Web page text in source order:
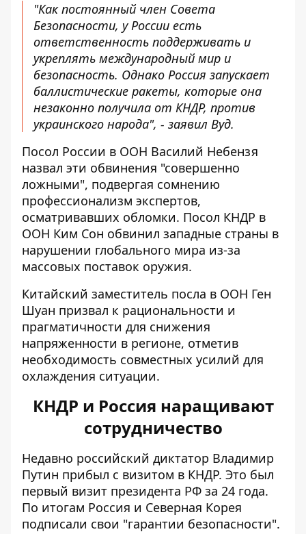
"Как постоянный член Совета
Безопасности, у России есть
ответственность поддерживать и
укреплять международный мир и
безопасность. Однако Россия запускает
баллистические ракеты, которые она
незаконно получила от КНДР, против
украинского народа", - заявил Вуд.
Посол России в ООН Василий Небензя
назвал эти обвинения "совершенно
ложными", подвергая сомнению
профессионализм экспертов,
осматривавших обломки. Посол КНДР в
ООН Ким Сон обвинил западные страны в
нарушении глобального мира из-за
массовых поставок оружия.
Китайский заместитель посла в ООН Ген
Шуан призвал к рациональности и
прагматичности для снижения
напряженности в регионе, отметив
необходимость совместных усилий для
охлаждения ситуации.
КНДР и Россия наращивают
сотрудничество
Недавно российский диктатор Владимир
Путин прибыл с визитом в КНДР. Это был
первый визит президента РФ за 24 года.
По итогам Россия и Северная Корея
подписали свои "гарантии безопасности".